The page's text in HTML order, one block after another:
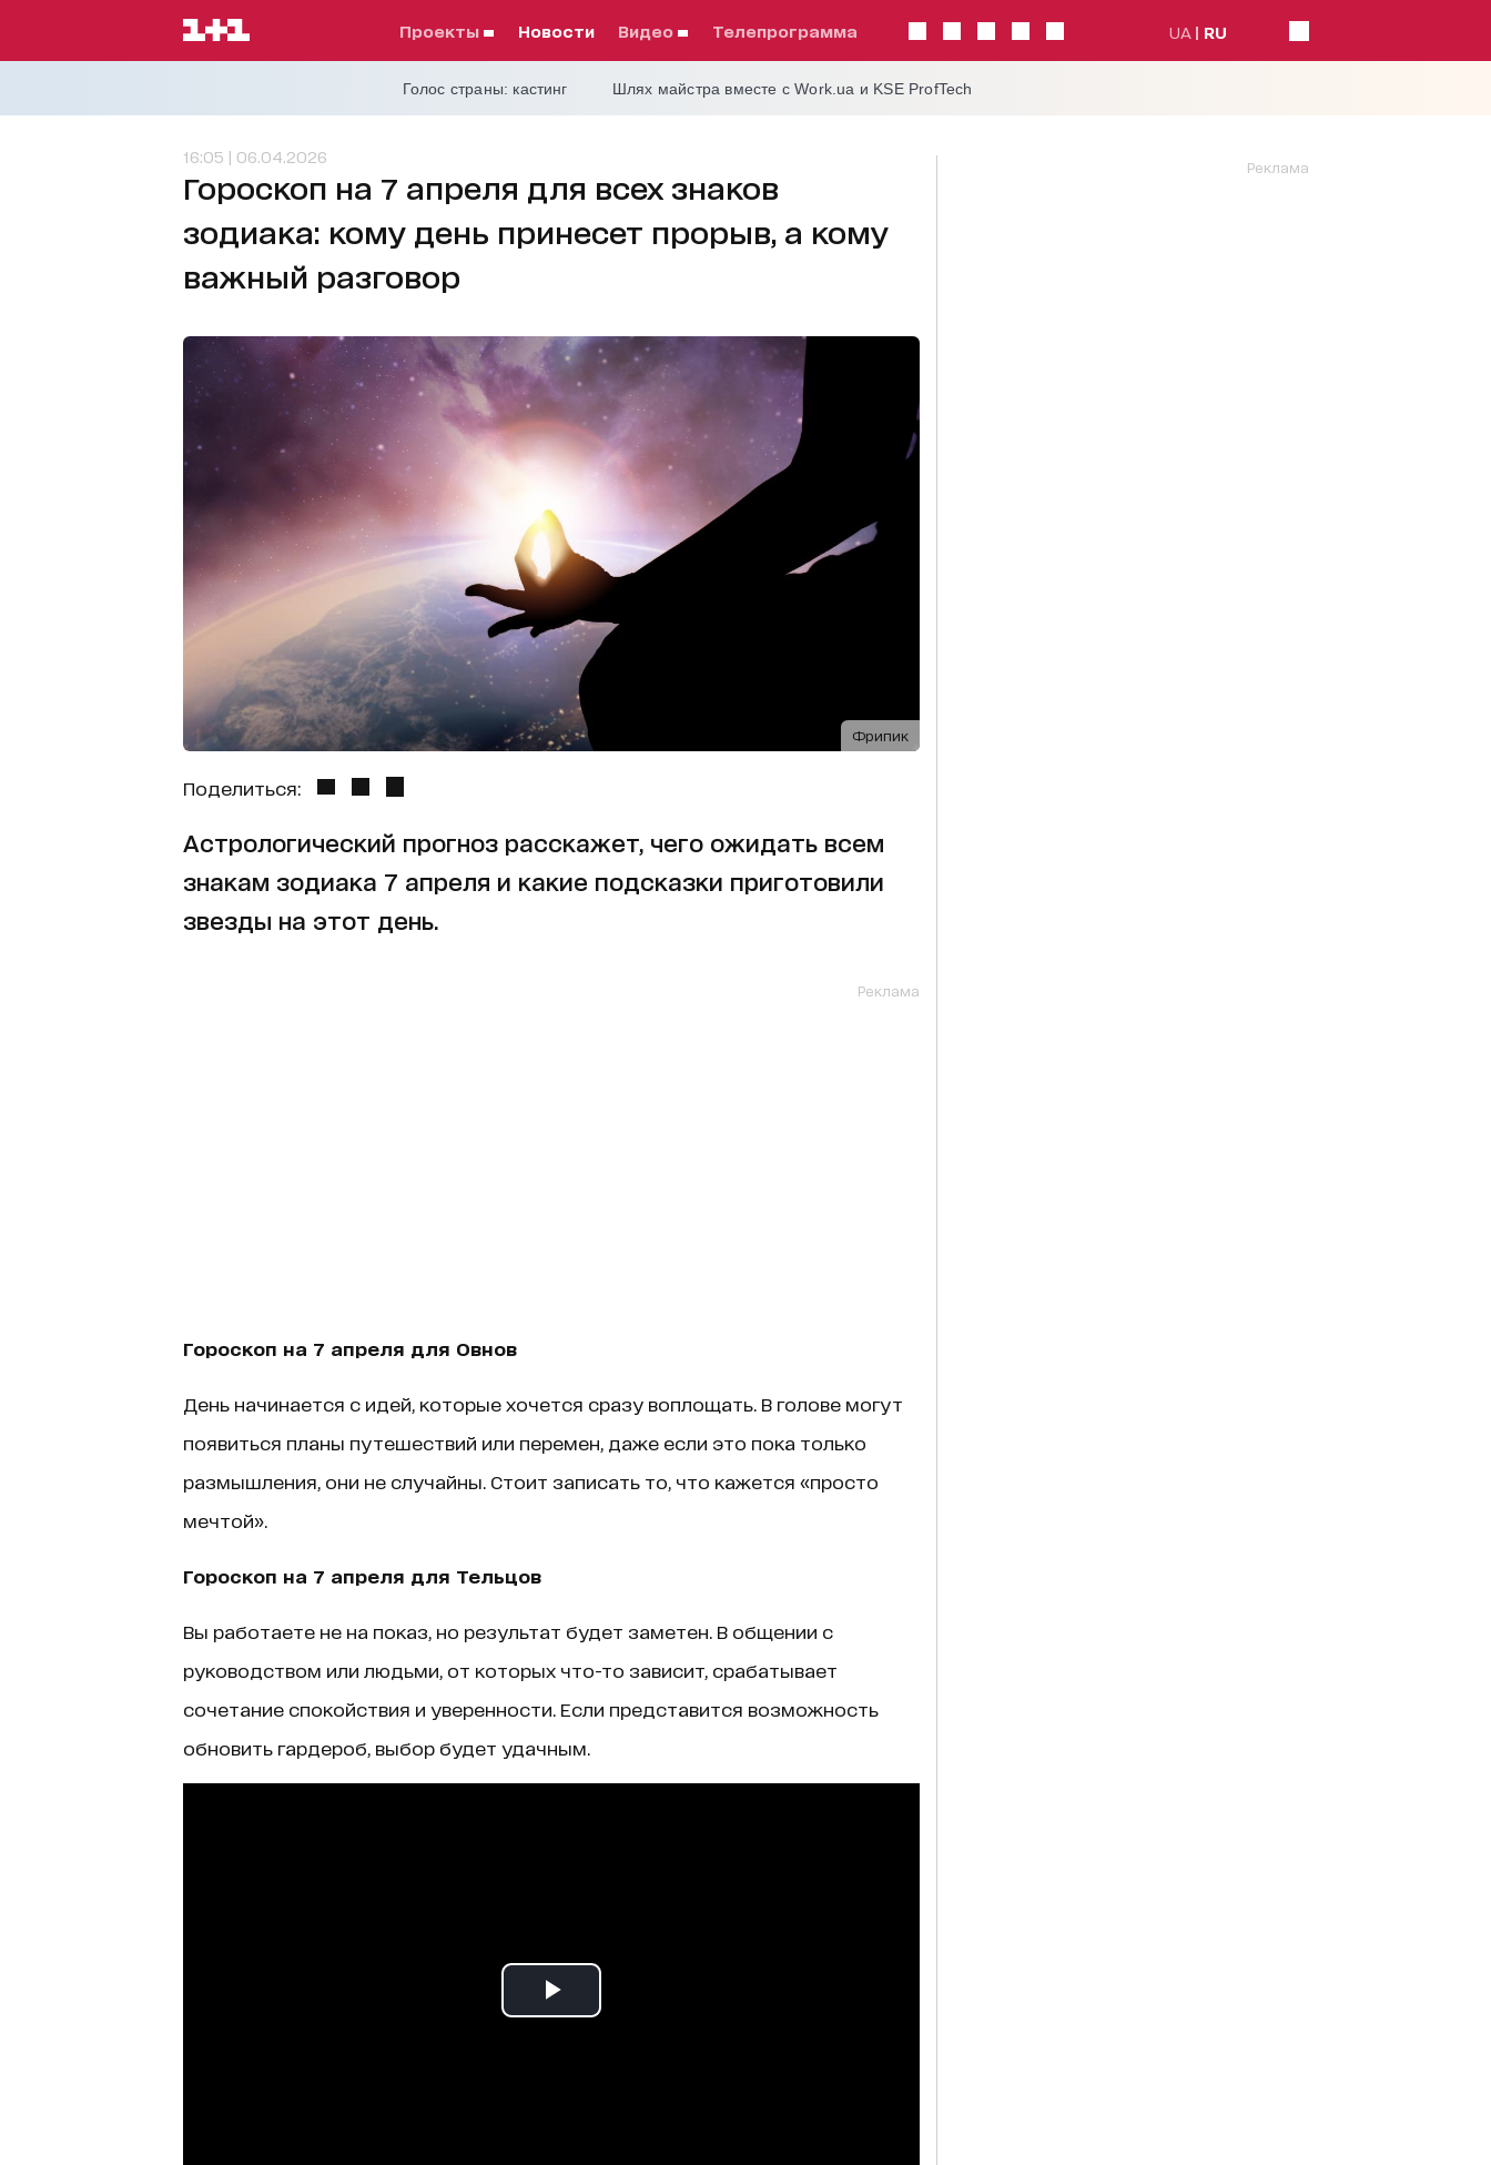
проекты Новости видео телепрограмма UA RU
Голос страны: кастинг Шлях майстра вместе с Work.ua и KSE ProfTech
16:05 | 06.04.2026
Гороскоп на 7 апреля для всех знаков
зодиака: кому день принесет прорыв, а кому
важный разговор
Фрипик
Поделиться:
Астрологический прогноз расскажет, чего ожидать всем
знакам зодиака 7 апреля и какие подсказки приготовили
звезды на этот день.
Реклама
Гороскоп на 7 апреля для Овнов
День начинается с идей, которые хочется сразу воплощать. В голове могут
появиться планы путешествий или перемен, даже если это пока только
размышления, они не случайны. Стоит записать то, что кажется «просто
мечтой».
Гороскоп на 7 апреля для Тельцов
Вы работаете не на показ, но результат будет заметен. В общении с
руководством или людьми, от которых что-то зависит, срабатывает
сочетание спокойствия и уверенности. Если представится возможность
обновить гардероб, выбор будет удачным.
Реклама